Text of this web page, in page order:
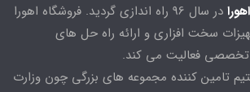
در سال 96 راه اندازی گردید. فروشگاه اهورا
سخت افزاری و ارائه راه حل های
فعالیت می کند.
تامین کننده مجموعه های بزرگی چون وزارت